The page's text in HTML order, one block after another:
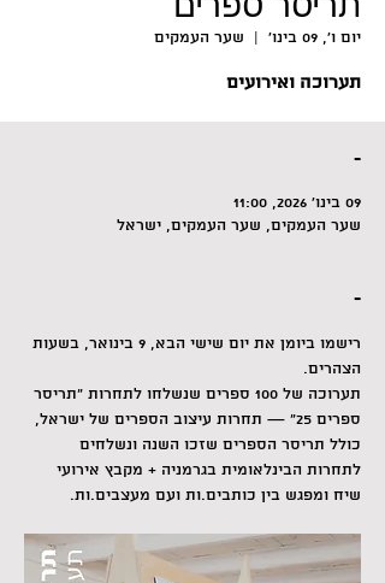
יום ו׳, 09 בינו׳
  |
שער העמקים
תערוכה ואירועים
-
09 בינו׳ 2026, 11:00
שער העמקים, שער העמקים, ישראל
-
רישמו ביומן את יום שישי הבא, 9 בינואר, בשעות
הצהרים.
תערוכה של 100 ספרים שנשלחו לתחרות ״תריסר
ספרים 25״ — תחרות עיצוב הספרים של ישראל,
כולל תריסר הספרים שזכו השנה ונשלחים
לתחרות הבינלאומית בגרמניה + מקבץ אירועי
שיח ומפגש בין כותבים.ות ועם מעצבים.ות.